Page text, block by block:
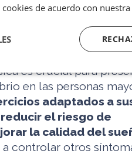
es crucial para
en las personas
adaptados a
el riesgo de
la calidad del
controlar otros
de acuerdo con